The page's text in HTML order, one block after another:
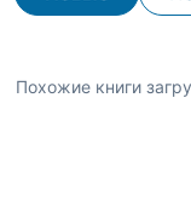
Похожие книги